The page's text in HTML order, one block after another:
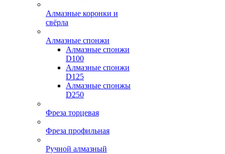
Алмазные коронки и
свёрла
Алмазные спонжи
Алмазные спонжи
D100
Алмазные спонжи
D125
Алмазные спонжы
D250
Фреза торцевая
Фреза профильная
Ручной алмазный